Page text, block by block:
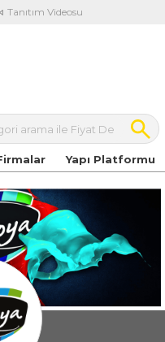
Tanıtım Videosu
Yapı Platformu